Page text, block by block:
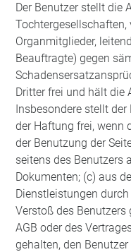
Der Benutzer stellt die
Tochtergesellschaften,
Organmitglieder,
Beauftragte) gegen
Dritter frei und hält die
Insbesondere stellt der
der Haftung frei, wenn
der Benutzung der
seitens des Benutzers
Dokumenten; (c) aus
Dienstleistungen
Verstoß des
AGB oder des
gehalten, den